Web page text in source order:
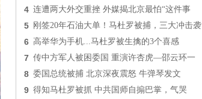
4 连遭两大外交重挫 外媒揭北京最怕“这件事
5 刚签20年石油大单！马杜罗被捕，三大冲击袭
6 高举华为手机...马杜罗被生擒的3个喜感
7 传中方军人被困委国 重演许杏虎—邵云环一
8 委国总统被捕 北京深夜震怒 牛弹琴发文
9 得知马杜罗被抓 中共国师自搧巴掌，气哭